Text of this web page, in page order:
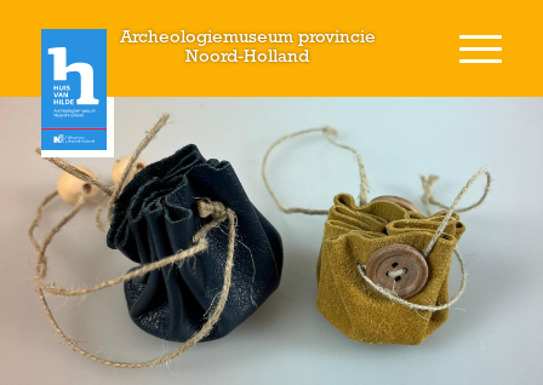
Archeologiemuseum provincie
Noord-Holland